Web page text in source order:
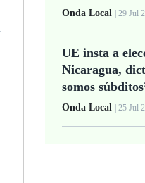
Onda Local | 29 Jul
UE insta a
Nicaragua,
somos
Onda Local | 25 Jul